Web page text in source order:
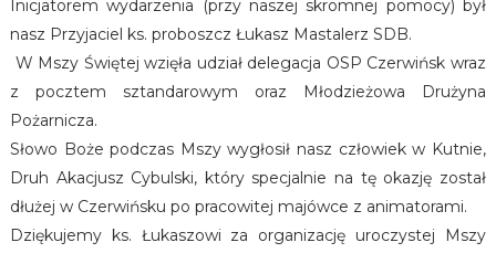
Inicjatorem wydarzenia (przy naszej skromnej pomocy) był
nasz Przyjaciel ks. proboszcz Łukasz Mastalerz SDB.
W Mszy Świętej wzięła udział delegacja OSP Czerwińsk wraz
z pocztem sztandarowym oraz Młodzieżowa Drużyna
Pożarnicza.
Słowo Boże podczas Mszy wygłosił nasz człowiek w Kutnie,
Druh Akacjusz Cybulski, który specjalnie na tę okazję został
dłużej w Czerwińsku po pracowitej majówce z animatorami.
Dziękujemy ks. Łukaszowi za organizację uroczystej Mszy